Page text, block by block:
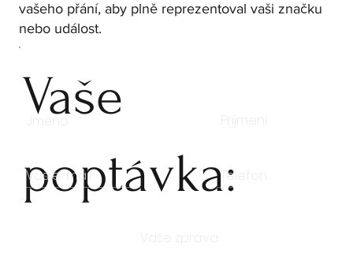
vašeho přání, aby plně reprezentoval vaši značku
nebo událost.
Vaše
poptávka: